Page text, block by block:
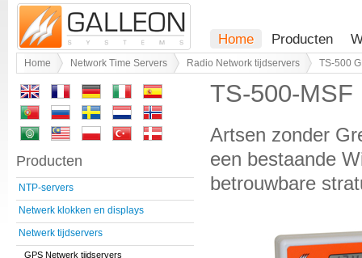
Home Producten
Home Network Time Servers Radio Network tijdservers TS-500
TS-500-MSF
Artsen zonder
een ​​bestaande
betrouwbare
Producten
NTP-servers
Netwerk klokken en displays
Netwerk tijdservers
GPS Netwerk tijdservers